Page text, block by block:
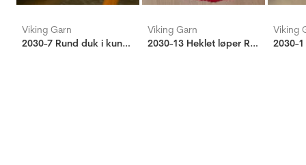
Viking Garn
2030-7 Rund duk i kunststrikk
Viking Garn
2030-13 Heklet løper Rød
Viking
2030-